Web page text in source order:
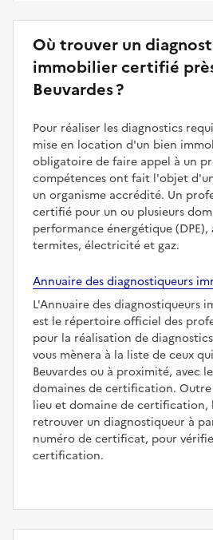
Où trouver un
immobilier certifié
Beuvardes ?
Pour réaliser les diagnostics
mise en location d'un bien
obligatoire de faire appel à un
compétences ont fait l'objet
un organisme accrédité. Un
certifié pour un ou plusieurs
performance énergétique
termites, électricité et gaz.
Annuaire des diagnostiqueurs
L'Annuaire des diagnostiqueurs
est le répertoire officiel des
pour la réalisation de
vous mènera à la liste de ceux
Beuvardes ou à proximité, avec
domaines de certification.
lieu et domaine de certification,
retrouver un diagnostiqueur à
numéro de certificat, pour
certification.